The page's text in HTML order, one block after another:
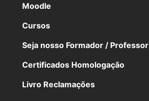
Moodle
Cursos
Seja nosso Formador / Professor
Certificados Homologação
Livro Reclamações